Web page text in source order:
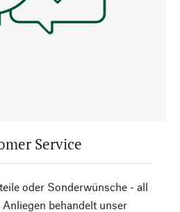
Service
oder Sonderwünsche - all
behandelt unser